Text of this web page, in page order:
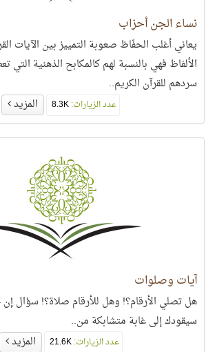
نساء الجن أحزاب
يعاني أغلب الحفّاظ صعوبة التمييز بين الآيات
الألفاظ فهي بالنسبة لهم كالمكابح الذهنية التي
سردهم للقرآن الكريم..
عدد الزيارات: المزيد
آيات وصلوات
هل تصلي الأرقام؟! وهل للأرقام صلاة؟! سؤال إن
سيقودك إلى غابة متشابكة من..
عدد الزيارات:21.6K المزيد